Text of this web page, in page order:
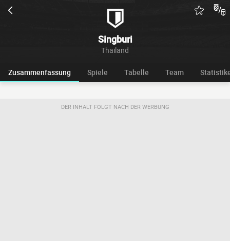
Singburi
Thailand
Zusammenfassung Spiele Tabelle Team
DER INHALT FOLGT NACH DER WERBUNG